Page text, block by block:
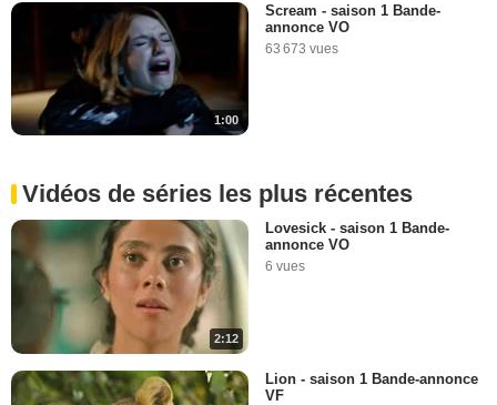
1:00
Scream - saison 1 Bande-
annonce VO
63 673 vues
Vidéos de séries les plus récentes
2:12
Lovesick - saison 1 Bande-
annonce VO
6 vues
Lion - saison 1 Bande-annonce
VF